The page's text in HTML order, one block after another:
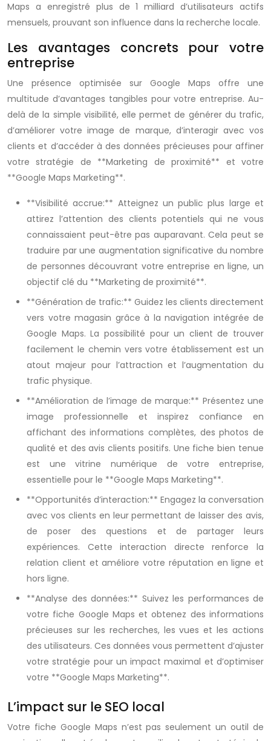
Maps a enregistré plus de 1 milliard d’utilisateurs actifs
mensuels, prouvant son influence dans la recherche locale.
Les avantages concrets pour votre
entreprise
Une présence optimisée sur Google Maps offre une
multitude d’avantages tangibles pour votre entreprise. Au-
delà de la simple visibilité, elle permet de générer du trafic,
d’améliorer votre image de marque, d’interagir avec vos
clients et d’accéder à des données précieuses pour affiner
votre stratégie de **Marketing de proximité** et votre
**Google Maps Marketing**.
**Visibilité accrue:** Atteignez un public plus large et
attirez l’attention des clients potentiels qui ne vous
connaissaient peut-être pas auparavant. Cela peut se
traduire par une augmentation significative du nombre
de personnes découvrant votre entreprise en ligne, un
objectif clé du **Marketing de proximité**.
**Génération de trafic:** Guidez les clients directement
vers votre magasin grâce à la navigation intégrée de
Google Maps. La possibilité pour un client de trouver
facilement le chemin vers votre établissement est un
atout majeur pour l’attraction et l’augmentation du
trafic physique.
**Amélioration de l’image de marque:** Présentez une
image professionnelle et inspirez confiance en
affichant des informations complètes, des photos de
qualité et des avis clients positifs. Une fiche bien tenue
est une vitrine numérique de votre entreprise,
essentielle pour le **Google Maps Marketing**.
**Opportunités d’interaction:** Engagez la conversation
avec vos clients en leur permettant de laisser des avis,
de poser des questions et de partager leurs
expériences. Cette interaction directe renforce la
relation client et améliore votre réputation en ligne et
hors ligne.
**Analyse des données:** Suivez les performances de
votre fiche Google Maps et obtenez des informations
précieuses sur les recherches, les vues et les actions
des utilisateurs. Ces données vous permettent d’ajuster
votre stratégie pour un impact maximal et d’optimiser
votre **Google Maps Marketing**.
L’impact sur le SEO local
Votre fiche Google Maps n’est pas seulement un outil de